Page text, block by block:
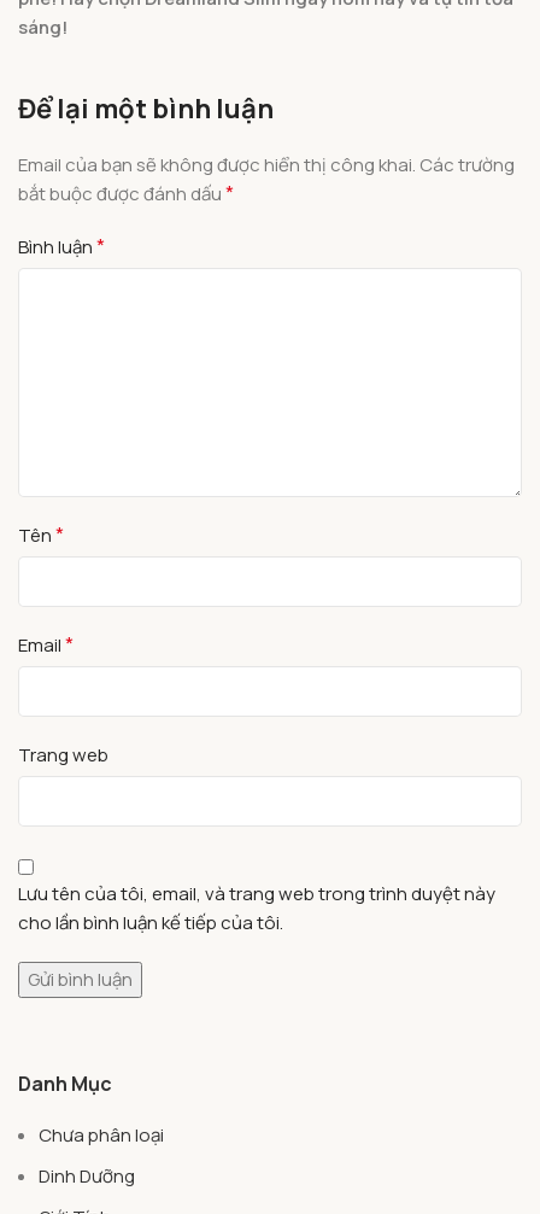
sáng!
Để lại một bình luận
Email của bạn sẽ không được hiển thị công khai. Các trường
bắt buộc được đánh dấu*
Bình luận*
Tên*
Email*
Trang web
Lưu tên của tôi, email, và trang web trong trình duyệt này
cho lần bình luận kế tiếp của tôi.
Danh Mục
Chưa phân loại
Dinh Dưỡng